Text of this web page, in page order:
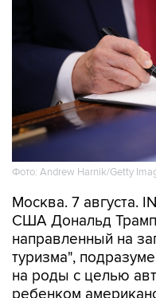
Фото: Andrew Harnik/Getty
Москва. 7 августа.
США Дональд Трамп
направленный на
туризма",
на роды с целью
ребенком